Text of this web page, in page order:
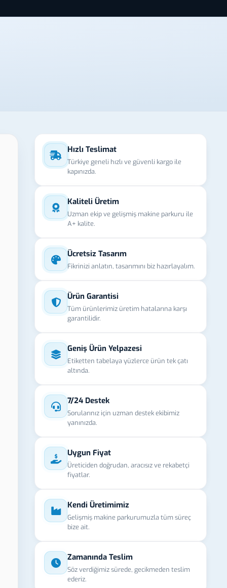
Hızlı Teslimat
Türkiye geneli hızlı ve güvenli kargo ile
kapınızda.
Kaliteli Üretim
Uzman ekip ve gelişmiş makine parkuru ile
A+ kalite.
Ücretsiz Tasarım
Fikrinizi anlatın, tasarımını biz hazırlayalım.
Ürün Garantisi
Tüm ürünlerimiz üretim hatalarına karşı
garantilidir.
Geniş Ürün Yelpazesi
Etiketten tabelaya yüzlerce ürün tek çatı
altında.
7/24 Destek
Sorularınız için uzman destek ekibimiz
yanınızda.
Uygun Fiyat
Üreticiden doğrudan, aracısız ve rekabetçi
fiyatlar.
Kendi Üretimimiz
Gelişmiş makine parkurumuzla tüm süreç
bize ait.
Zamanında Teslim
Söz verdiğimiz sürede, gecikmeden teslim
ederiz.